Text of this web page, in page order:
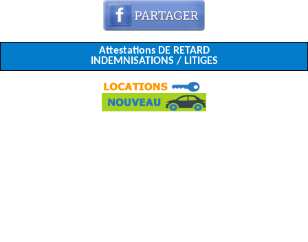
Attestations DE RETARD
INDEMNISATIONS / LITIGES